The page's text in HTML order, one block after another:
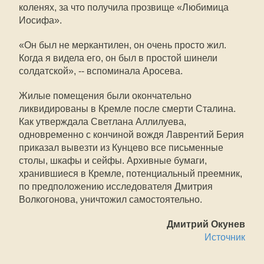
коленях, за что получила прозвище «Любимица
Иосифа».
«Он был не меркантилен, он очень просто жил.
Когда я видела его, он был в простой шинели
солдатской», -- вспоминала Аросева.
Жилые помещения были окончательно
ликвидированы в Кремле после смерти Сталина.
Как утверждала Светлана Аллилуева,
одновременно с кончиной вождя Лаврентий Берия
приказал вывезти из Кунцево все письменные
столы, шкафы и сейфы. Архивные бумаги,
хранившиеся в Кремле, потенциальный преемник,
по предположению исследователя Дмитрия
Волкогонова, уничтожил самостоятельно.
Дмитрий Окунев
Источник